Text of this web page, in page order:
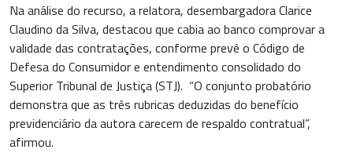
Na análise do recurso, a relatora, desembargadora Clarice
Claudino da Silva, destacou que cabia ao banco comprovar a
validade das contratações, conforme prevê o Código de
Defesa do Consumidor e entendimento consolidado do
Superior Tribunal de Justiça (STJ). “O conjunto probatório
demonstra que as três rubricas deduzidas do benefício
previdenciário da autora carecem de respaldo contratual”,
afirmou.